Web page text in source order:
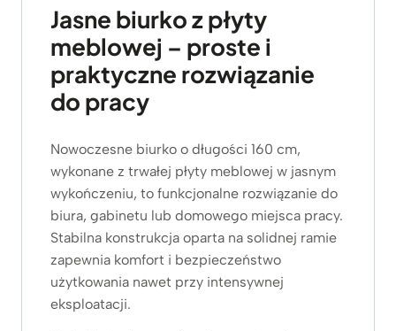
Jasne biurko z płyty
meblowej – proste i
praktyczne rozwiązanie
do pracy
Nowoczesne biurko o długości 160 cm,
wykonane z trwałej płyty meblowej w jasnym
wykończeniu, to funkcjonalne rozwiązanie do
biura, gabinetu lub domowego miejsca pracy.
Stabilna konstrukcja oparta na solidnej ramie
zapewnia komfort i bezpieczeństwo
użytkowania nawet przy intensywnej
eksploatacji.